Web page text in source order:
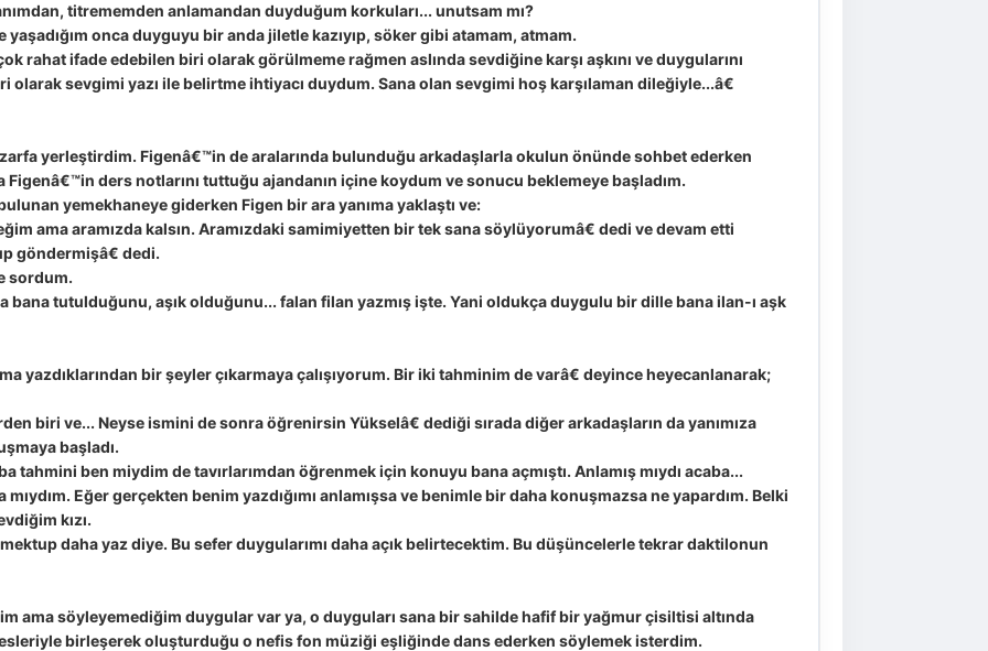
titrememden anlamandan duyduğum korkuları... unutsam mı?
onca duyguyu bir anda jiletle kazıyıp, söker gibi atamam, atmam.
rahat ifade edebilen biri olarak görülmeme rağmen aslında sevdiğine karşı aşkını ve duygularını
olarak sevgimi yazı ile belirtme ihtiyacı duydum. Sana olan sevgimi hoş karşılaman dileğiyle...â€
yerleştirdim. Figenâ€™in de aralarında bulunduğu arkadaşlarla okulun önünde sohbet ederken
ders notlarını tuttuğu ajandanın içine koydum ve sonucu beklemeye başladım.
yemekhaneye giderken Figen bir ara yanıma yaklaştı ve:
ama aramızda kalsın. Aramızdaki samimiyetten bir tek sana söylüyorumâ€ dedi ve devam etti
göndermişâ€ dedi.
sordum.
tutulduğunu, aşık olduğunu... falan filan yazmış işte. Yani oldukça duygulu bir dille bana ilan-ı aşk
yazdıklarından bir şeyler çıkarmaya çalışıyorum. Bir iki tahminim de varâ€ deyince heyecanlanarak;
biri ve... Neyse ismini de sonra öğrenirsin Yükselâ€ dediği sırada diğer arkadaşların da yanımıza
başladı.
tahmini ben miydim de tavırlarımdan öğrenmek için konuyu bana açmıştı. Anlamış mıydı acaba...
Eğer gerçekten benim yazdığımı anlamışsa ve benimle bir daha konuşmazsa ne yapardım. Belki
kızı.
daha yaz diye. Bu sefer duygularımı daha açık belirtecektim. Bu düşüncelerle tekrar daktilonun
ama söyleyemediğim duygular var ya, o duyguları sana bir sahilde hafif bir yağmur çisiltisi altında
birleşerek oluşturduğu o nefis fon müziği eşliğinde dans ederken söylemek isterdim.